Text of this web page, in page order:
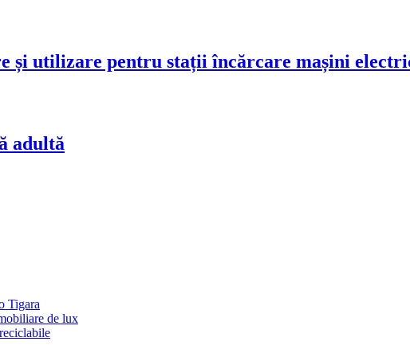
și utilizare pentru stații încărcare mașini
adultă
Tigara
de lux